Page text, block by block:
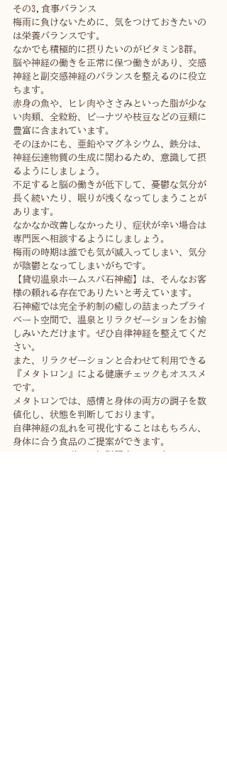
その3.食事バランス
梅雨に負けないために、気をつけておきたいの
は栄養バランスです。
なかでも積極的に摂りたいのがビタミンB群。
脳や神経の働きを正常に保つ働きがあり、交感
神経と副交感神経のバランスを整えるのに役立
ちます。
赤身の魚や、ヒレ肉やささみといった脂が少な
い肉類、全粒粉、ピーナツや枝豆などの豆類に
豊富に含まれています。
そのほかにも、亜鉛やマグネシウム、鉄分は、
神経伝達物質の生成に関わるため、意識して摂
るようにしましょう。
不足すると脳の働きが低下して、憂鬱な気分が
長く続いたり、眠りが浅くなってしまうことが
あります。
なかなか改善しなかったり、症状が辛い場合は
専門医へ相談するようにしましょう。
梅雨の時期は誰でも気が滅入ってしまい、気分
が陰鬱となってしまいがちです。
【貸切温泉ホームスパ石神癒】は、そんなお客
様の頼れる存在でありたいと考えています。
石神癒では完全予約制の癒しの詰まったプライ
ベート空間で、温泉とリラクゼーションをお愉
しみいただけます。ぜひ自律神経を整えてくだ
さい。
また、リラクゼーションと合わせて利用できる
『メタトロン』による健康チェックもオススメ
です。
メタトロンでは、感情と身体の両方の調子を数
値化し、状態を判断しております。
自律神経の乱れを可視化することはもちろん、
身体に合う食品のご提案ができます。